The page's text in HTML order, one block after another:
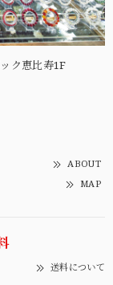
ク恵比寿1F
ABOUT
MAP
送料について